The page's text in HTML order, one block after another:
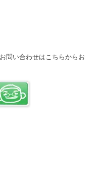
ともっともっと音楽大好
問い合わせはこちらからお